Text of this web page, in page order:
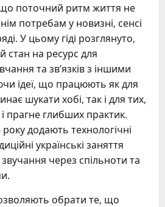
що поточний ритм життя не
потребам у новизні, сенсі
У цьому гіді розглянуто,
стан на ресурс для
та зв’язків з іншими
ідеї, що працюють як для
шукати хобі, так і для тих,
прагне глибших практик.
року додають технологічні
українські заняття
через спільноти та
обрати те, що